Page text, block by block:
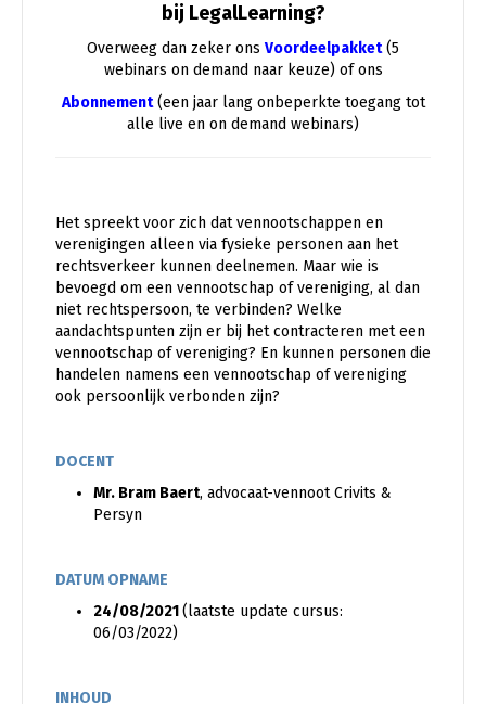
bij LegalLearning?
Overweeg dan zeker ons Voordeelpakket(5
webinars on demand naar keuze) of ons
Abonnement(een jaar lang onbeperkte toegang tot
alle live en on demand webinars)
Het spreekt voor zich dat vennootschappen en
verenigingen alleen via fysieke personen aan het
rechtsverkeer kunnen deelnemen. Maar wie is
bevoegd om een vennootschap of vereniging, al dan
niet rechtspersoon, te verbinden? Welke
aandachtspunten zijn er bij het contracteren met een
vennootschap of vereniging? En kunnen personen die
handelen namens een vennootschap of vereniging
ook persoonlijk verbonden zijn?
DOCENT
Mr. Bram Baert, advocaat-vennoot Crivits &
Persyn
DATUM OPNAME
24/08/2021(laatste update cursus:
06/03/2022)
INHOUD